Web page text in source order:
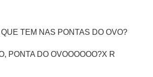
TEM NAS PONTAS DO OVO?
PONTA DO OVOOOOOO?X R